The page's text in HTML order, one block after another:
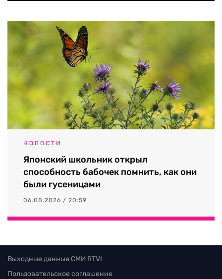
НОВОСТИ
Японский школьник открыл
способность бабочек помнить, как они
были гусеницами
06.08.2026 / 20:59
Выходные данные СМИ RTVI
Пользовательское соглашение